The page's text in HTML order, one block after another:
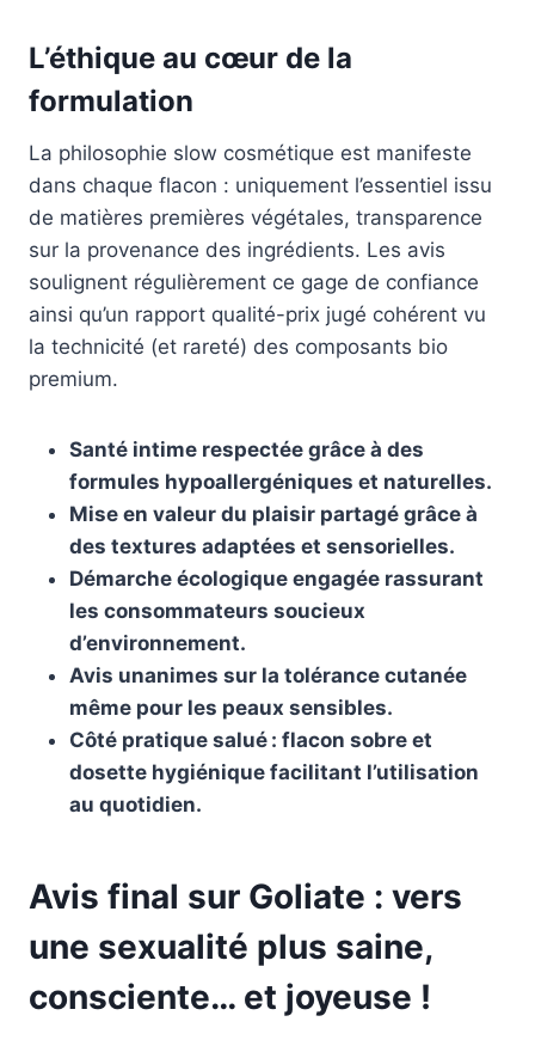
L’éthique au cœur de la
formulation
La philosophie slow cosmétique est manifeste
dans chaque flacon : uniquement l’essentiel issu
de matières premières végétales, transparence
sur la provenance des ingrédients. Les avis
soulignent régulièrement ce gage de confiance
ainsi qu’un rapport qualité-prix jugé cohérent vu
la technicité (et rareté) des composants bio
premium.
Santé intime respectée grâce à des
formules hypoallergéniques et naturelles.
Mise en valeur du plaisir partagé grâce à
des textures adaptées et sensorielles.
Démarche écologique engagée rassurant
les consommateurs soucieux
d’environnement.
Avis unanimes sur la tolérance cutanée
même pour les peaux sensibles.
Côté pratique salué : flacon sobre et
dosette hygiénique facilitant l’utilisation
au quotidien.
Avis final sur Goliate : vers
une sexualité plus saine,
consciente… et joyeuse !